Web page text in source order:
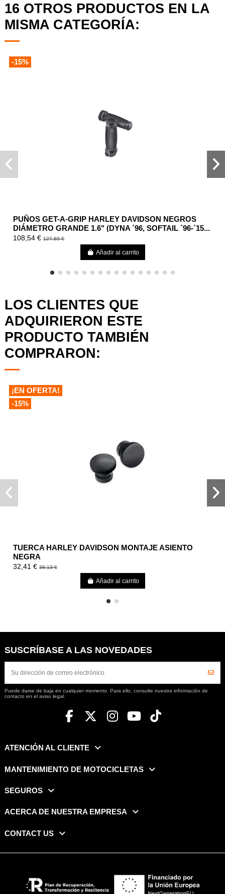
16 OTROS PRODUCTOS EN LA
MISMA CATEGORÍA:
-15%
PUÑOS GET-A-GRIP HARLEY DAVIDSON NEGROS
DIÁMETRO GRANDE 1.6" (DYNA ´96, SOFTAIL ´96-´15...
108,54 €127,69 €
Añadir al carrito
LOS CLIENTES QUE
ADQUIRIERON ESTE
PRODUCTO TAMBIÉN
COMPRARON:
¡EN OFERTA!
-15%
TUERCA HARLEY DAVIDSON MONTAJE ASIENTO
NEGRA
32,41 €38,13 €
Añadir al carrito
SUSCRÍBASE A LAS NOVEDADES
Puede darse de baja en cualquier momento. Para ello, consulte nuestra información de
contacto en el aviso legal.
ATENCIÓN AL CLIENTE
MANTENIMIENTO DE MOTOCICLETAS
SEGUROS
ACERCA DE NUESTRA EMPRESA
CONTACT US